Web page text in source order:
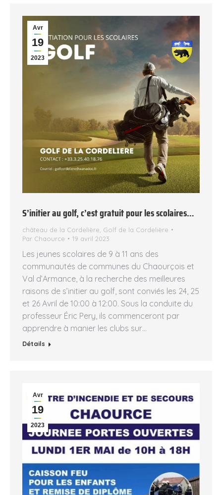
Avr
19
2023
S’initier au golf, c’est gratuit pour les scolaires…
château de la Cordelière Golf de la Cordelière
Par Chaource 19 avril 2023
Les jeunes scolaires de 9 à 11 ans des
communautés de communes du Chaourçois et
Val d’Armance, à la recherche des meilleures
raisons de s’initier au golf, sont conviés les 24, 25
et 26 Avril de 10:00 à 12:00. Sous la conduite du
professeur Éric Pery, ils commenceront par
apprendre à manier les clubs sur…
Détails
Avr
19
2023